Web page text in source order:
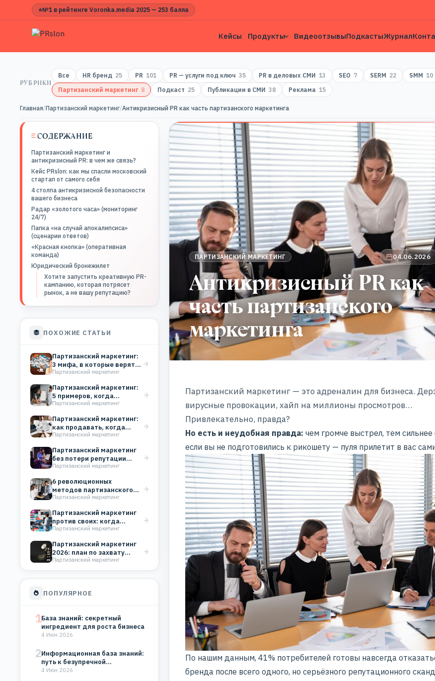
⭐№1 в рейтинге Voronka.media 2025 — 253 балла
Кейсы Продукты ВидеоотзывыПодкастыЖурнал
РУБРИКИ
Все HR бренд 25 PR 101 PR — услуги под ключ 35 PR в деловых СМИ 13 SEO 7 SERM 22 SMM 10
Партизанский маркетинг 8 Подкаст 25 Публикации в СМИ 38 Реклама 15
Главная/Партизанский маркетинг/Антикризисный PR как часть партизанского маркетинга
СОДЕРЖАНИЕ
Партизанский маркетинг и
антикризисный PR: в чем же связь?
Кейс PRslon: как мы спасли московский
стартап от самого себя
4 столпа антикризисной безопасности
вашего бизнеса
Радар «золотого часа» (мониторинг
24/7)
Папка «на случай апокалипсиса»
(сценарии ответов)
«Красная кнопка» (оперативная
команда)
Юридический бронежилет
Хотите запустить креативную PR-
кампанию, которая потрясет
рынок, а не вашу репутацию?
ПОХОЖИЕ СТАТЬИ
Партизанский маркетинг:
3 мифа, в которые верят
новички
Партизанский маркетинг
Партизанский маркетинг:
5 примеров, когда
креатив важнее любого
Партизанский маркетинг
Партизанский маркетинг:
как продавать, когда
денег нет, а амбиции есть
Партизанский маркетинг
Партизанский маркетинг
без потери репутации
бренда
Партизанский маркетинг
6 революционных
методов партизанского
маркетинга, которые
новичков
Партизанский маркетинг
Партизанский маркетинг
против своих: когда
бездарный маркетинг
Партизанский маркетинг
Партизанский маркетинг
2026: план по захвату
рынка без бюджета на…
Партизанский маркетинг
ПОПУЛЯРНОЕ
1База знаний: секретный
ингредиент для роста бизнеса
4 Июн 2026
2Информационная база знаний:
путь к безупречной
организации
4 Июн 2026
ПАРТИЗАНСКИЙ МАРКЕТИНГ 04.06.2026
Антикризисный PR как
часть партизанского
маркетинга
Партизанский маркетинг — это адреналин для бизнеса.
вирусные провокации, хайп на миллионы просмотров…
Привлекательно, правда?
Но есть и неудобная правда: чем громче выстрел, тем сильнее
если вы не подготовились к рикошету — пуля прилетит в вас
По нашим данным, 41% потребителей готовы навсегда
бренда после всего одного, но серьёзного репутационного